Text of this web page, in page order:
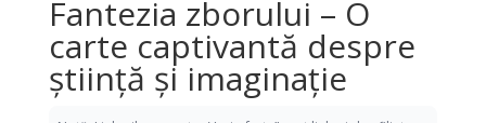
Fantezia zborului – O
carte captivantă despre
știință și imaginație